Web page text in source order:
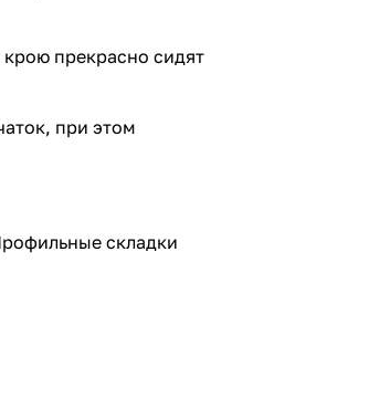
крою прекрасно сидят
при этом
складки